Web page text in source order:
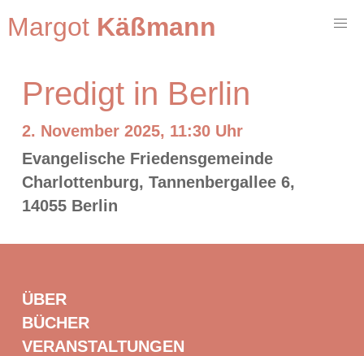
Margot Käßmann
Predigt in Berlin
2. November 2025, 11:30 Uhr
Evangelische Friedensgemeinde
Charlottenburg, Tannenbergallee 6,
14055 Berlin
ÜBER
BÜCHER
VERANSTALTUNGEN